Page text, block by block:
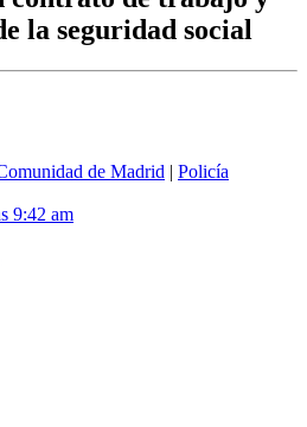
la seguridad social
de Madrid | Policía
9:42 am